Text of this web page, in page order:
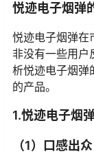
悦迹电子烟弹
悦迹电子烟弹在
非没有一些用户
析悦迹电子烟弹
的产品。
1.悦迹电子烟
（1）口感出